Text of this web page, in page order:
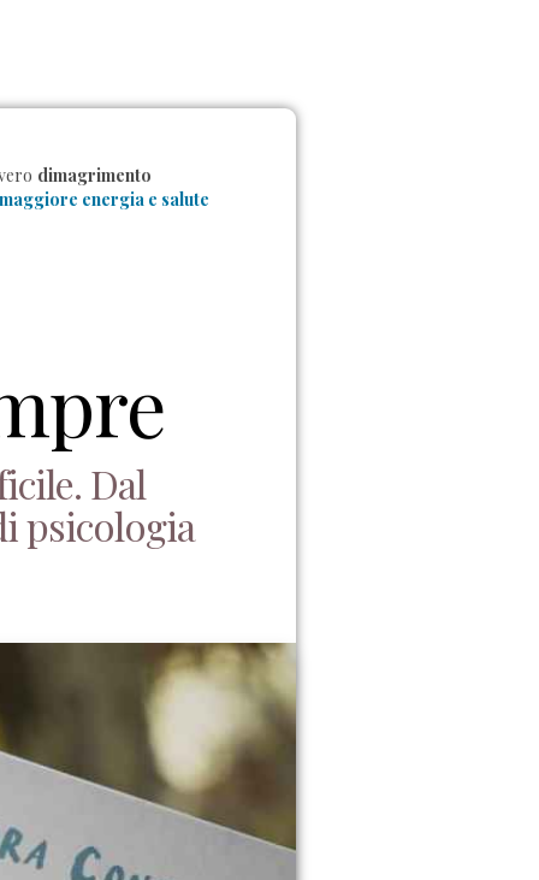
dimagrimento
energia e salute
Dal
psicologia